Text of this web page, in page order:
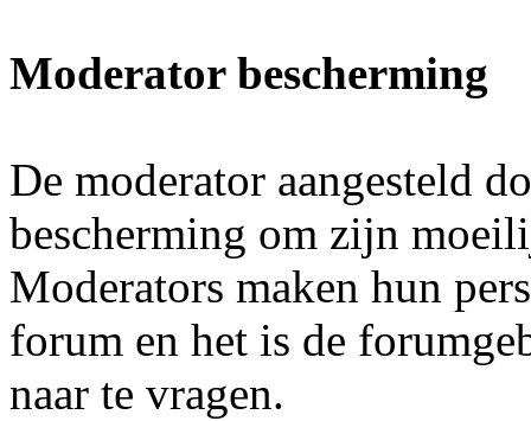
Moderator bescherming
De moderator aangesteld
bescherming om zijn
Moderators maken hun
forum en het is de
naar te vragen.